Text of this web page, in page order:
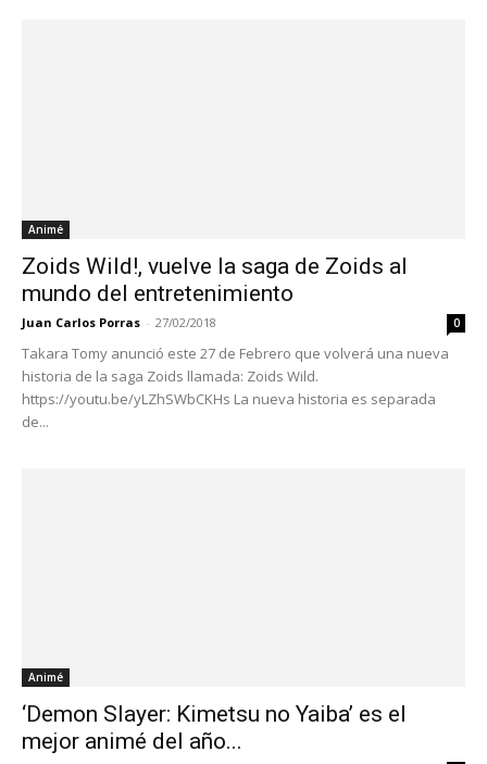
Animé
Zoids Wild!, vuelve la saga de Zoids al
mundo del entretenimiento
Juan Carlos Porras - 27/02/2018 0
Takara Tomy anunció este 27 de Febrero que volverá una nueva
historia de la saga Zoids llamada: Zoids Wild.
https://youtu.be/yLZhSWbCKHs La nueva historia es separada
de...
Animé
‘Demon Slayer: Kimetsu no Yaiba’ es el
mejor animé del año...